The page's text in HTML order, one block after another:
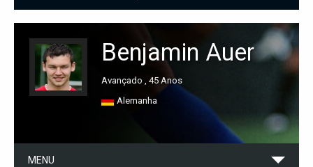
Benjamin Auer
Avançado , 45 Anos
Alemanha
MENU